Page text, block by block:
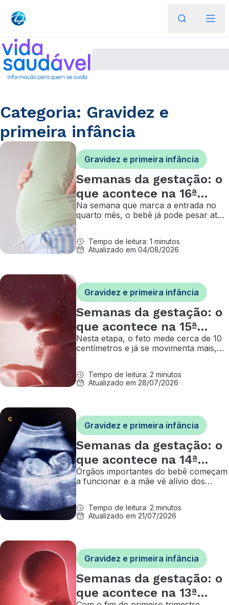
Categoria: Gravidez e
primeira infância
Gravidez e primeira infância
Semanas da gestação: o
que acontece na 16ª
semana de gravidez?
Na semana que marca a entrada no
quarto mês, o bebê já pode pesar até
Tempo de leitura: 1 minutos
Atualizado em 04/08/2026
Gravidez e primeira infância
Semanas da gestação: o
que acontece na 15ª
semana de gravidez?
Nesta etapa, o feto mede cerca de 10
centímetros e já se movimenta mais,
Tempo de leitura: 2 minutos
Atualizado em 28/07/2026
Gravidez e primeira infância
Semanas da gestação: o
que acontece na 14ª
semana de gravidez?
Órgãos importantes do bebê começam
a funcionar e a mãe vê alívio dos
Tempo de leitura: 2 minutos
Atualizado em 21/07/2026
Gravidez e primeira infância
Semanas da gestação: o
que acontece na 13ª